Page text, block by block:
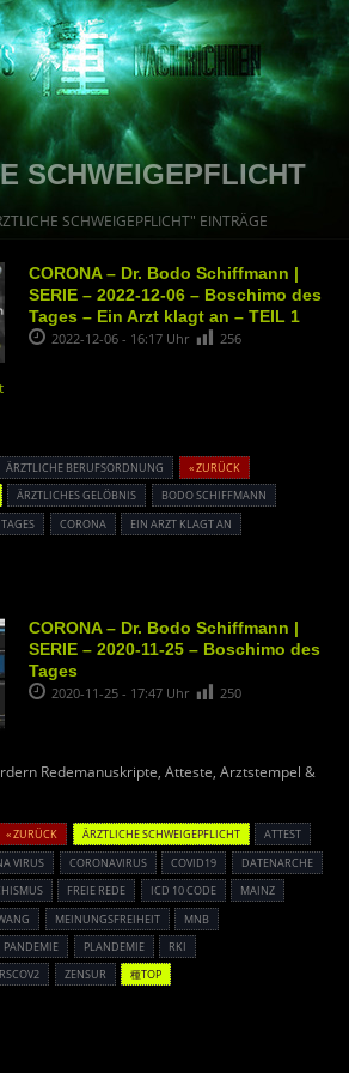
SCHWEIGEPFLICHT
SCHWEIGEPFLICHT" EINTRÄGE
CORONA – Dr. Bodo Schiffmann |
SERIE – 2022-12-06 – Boschimo des
Tages – Ein Arzt klagt an – TEIL 1
2022-12-06 - 16:17 Uhr 256
ÄRZTLICHE BERUFSORDNUNG
« ZURÜCK
ÄRZTLICHES GELÖBNIS
BODO SCHIFFMANN
CORONA
EIN ARZT KLAGT AN
CORONA – Dr. Bodo Schiffmann |
SERIE – 2020-11-25 – Boschimo des
Tages
2020-11-25 - 17:47 Uhr 250
Redemanuskripte, Atteste, Arztstempel &
« ZURÜCK ÄRZTLICHE SCHWEIGEPFLICHT
ATTEST
VIRUS CORONAVIRUS COVID19
DATENARCHE
FREIE REDE ICD 10 CODE
MAINZ
MEINUNGSFREIHEIT
MNB
PANDEMIE PLANDEMIE
RKI
ZENSUR 種TOP